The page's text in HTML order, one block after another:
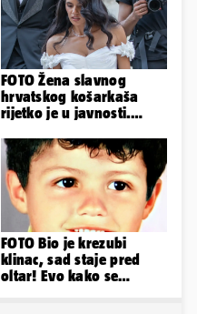
FOTO Žena slavnog
hrvatskog košarkaša
rijetko je u javnosti.
vjenčanje
FOTO Bio je krezubi
klinac, sad staje pred
oltar! Evo kako se